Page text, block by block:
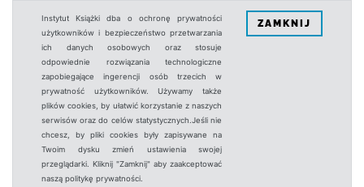
Instytut Książki dba o ochronę prywatności
użytkowników i bezpieczeństwo przetwarzania
ich danych osobowych oraz stosuje
odpowiednie rozwiązania technologiczne
zapobiegające ingerencji osób trzecich w
prywatność użytkowników. Używamy także
plików cookies, by ułatwić korzystanie z naszych
serwisów oraz do celów statystycznych.Jeśli nie
chcesz, by pliki cookies były zapisywane na
Twoim dysku zmień ustawienia swojej
przeglądarki. Kliknij "Zamknij" aby zaakceptować
naszą politykę prywatności.
ZAMKNIJ